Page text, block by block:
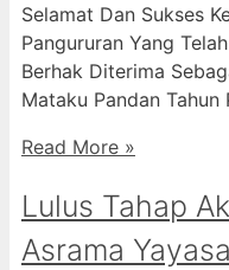
Selamat Dan Sukses
Pangururan Yang
Berhak Diterima
Mataku Pandan
Read More »
Lulus Tahap
Asrama